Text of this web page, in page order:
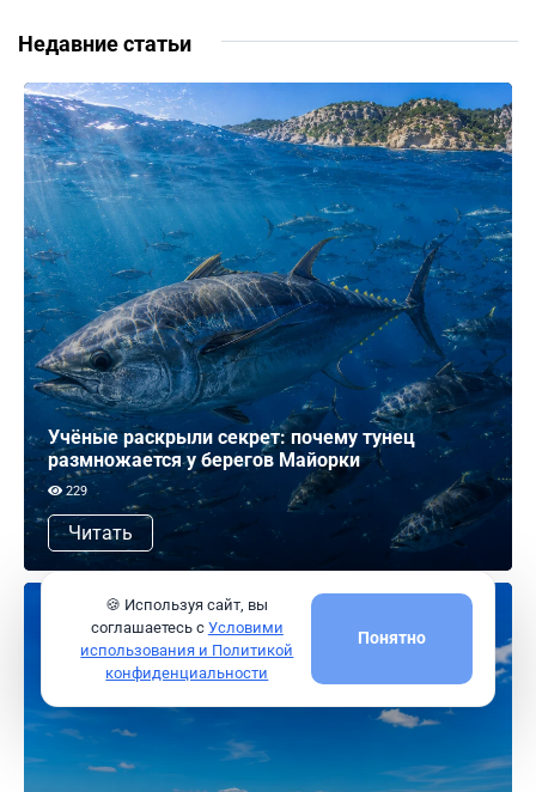
Недавние статьи
Учёные раскрыли секрет: почему тунец
размножается у берегов Майорки
229
Читать
🍪 Используя сайт, вы
соглашаетесь с Условими
использования и Политикой
конфиденциальности
Понятно